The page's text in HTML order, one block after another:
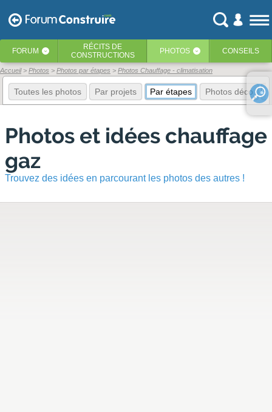
FORUM ‹ RÉCITS DE
CONSTRUCTIONS
PHOTOS ‹ CONSEILS
Accueil Photos Photos par étapes Photos Chauffage - climatisation
Toutes les photos Par projets Par étapes Photos déco
Photos et idées chauffage
gaz
Trouvez des idées en parcourant les photos des autres !